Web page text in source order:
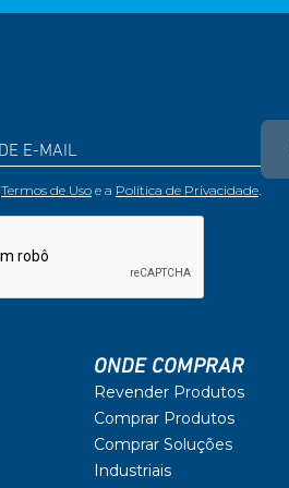
Termos de Uso e a Política de Privacidade.
ONDE COMPRAR
Revender Produtos
Comprar Produtos
Comprar Soluções
Industriais